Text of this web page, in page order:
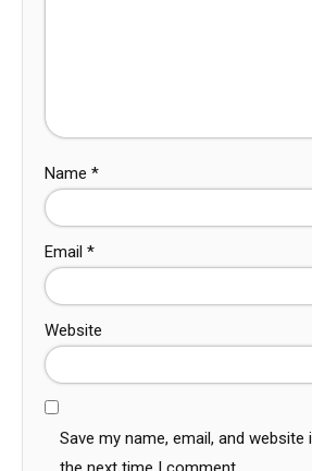
Name *
Email *
Website
Save my name, email, and